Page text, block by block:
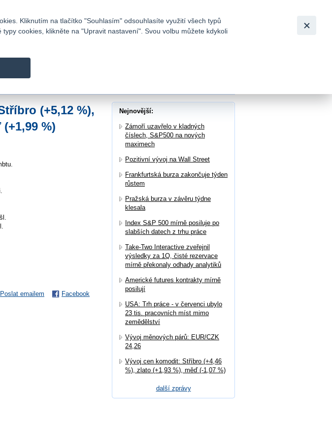
česká banka. Poskytuje účty bez poplatků a
(+5,12 %),
%)
Facebook
Poslat emailem
Nejnovější:
Zámoří uzavřelo v kladných
číslech, S&P500 na nových
maximech
Pozitivní vývoj na Wall Street
Frankfurtská burza zakončuje týden
růstem
Pražská burza v závěru týdne
klesala
Index S&P 500 mírně posiluje po
slabších datech z trhu práce
Take-Two Interactive zveřejnil
výsledky za 1Q, čisté rezervace
mírně překonaly odhady analytiků
Americké futures kontrakty mírně
posilují
USA: Trh práce - v červenci ubylo
23 tis. pracovních míst mimo
zemědělství
Vývoj měnových párů: EUR/CZK
24,26
Vývoj cen komodit: Stříbro (+4,46
%), zlato (+1,93 %), měď (-1,07 %)
další zprávy
Kliknutím na tlačítko "Souhlasím" odsouhlasíte využití všech typů
cookies, klikněte na "Upravit nastavení". Svou volbu můžete kdykoli